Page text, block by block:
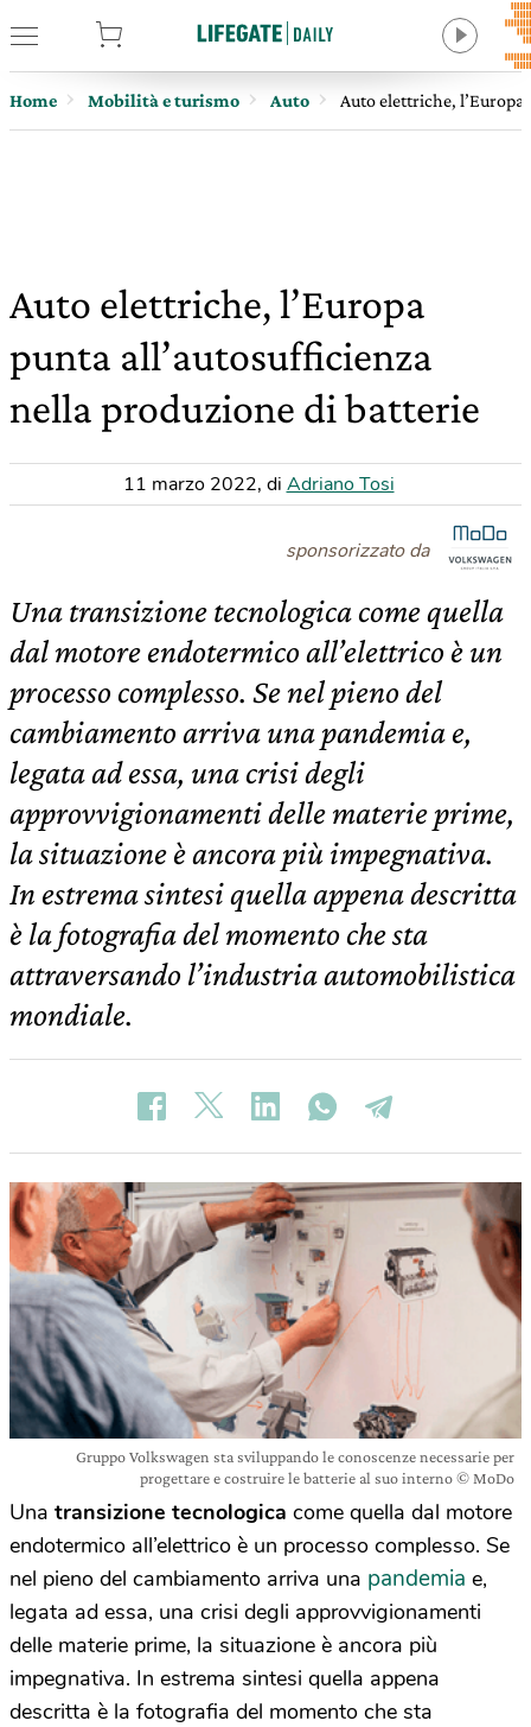
Home Mobilità e turismo Auto Auto elettriche,
Auto elettriche, l’Europa
punta all’autosufficienza
nella produzione di batterie
11 marzo 2022, di Adriano Tosi
sponsorizzato da
Una transizione tecnologica come quella
dal motore endotermico all’elettrico è un
processo complesso. Se nel pieno del
cambiamento arriva una pandemia e,
legata ad essa, una crisi degli
approvvigionamenti delle materie prime,
la situazione è ancora più impegnativa.
In estrema sintesi quella appena descritta
è la fotografia del momento che sta
attraversando l’industria automobilistica
mondiale.
Gruppo Volkswagen sta sviluppando le conoscenze necessarie per
progettare e costruire le batterie al suo interno © MoDo
Una transizione tecnologica come quella dal motore
endotermico all’elettrico è un processo complesso. Se
nel pieno del cambiamento arriva una pandemia e,
legata ad essa, una crisi degli approvvigionamenti
delle materie prime, la situazione è ancora più
impegnativa. In estrema sintesi quella appena
descritta è la fotografia del momento che sta